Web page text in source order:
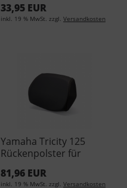
33,95 EUR
inkl. 19 % MwSt. zzgl. Versandkosten
Yamaha Tricity 125
Rückenpolster für
1SD-F843F-40-00
81,96 EUR
inkl. 19 % MwSt. zzgl. Versandkosten